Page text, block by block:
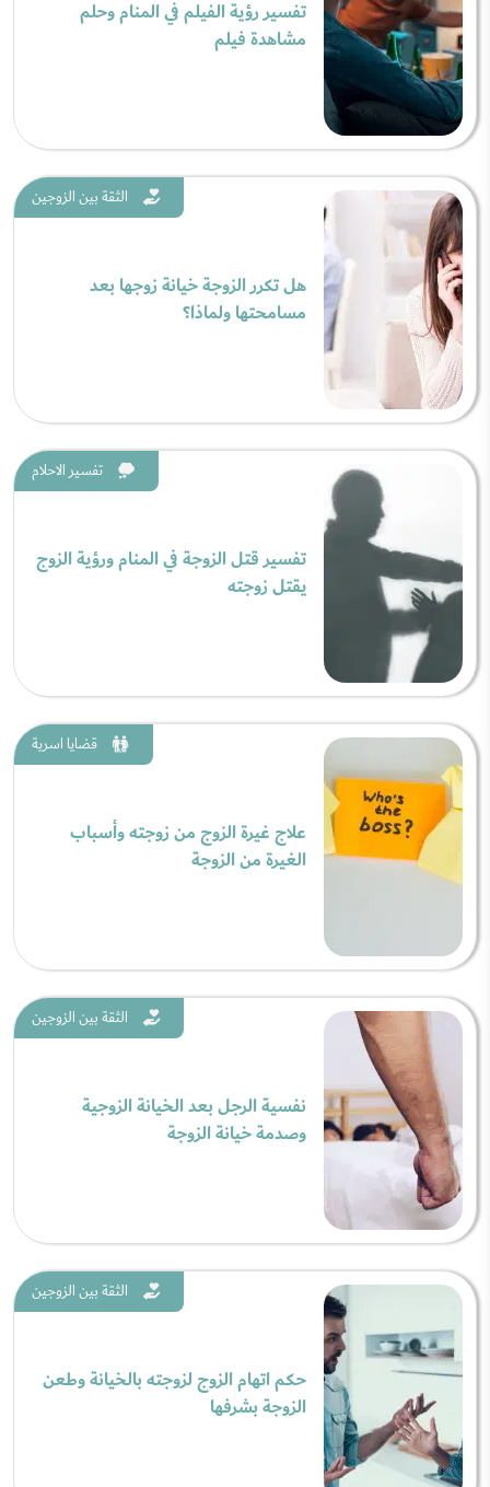
تفسير رؤية الفيلم في المنام وحلم
مشاهدة فيلم
الثقة بين الزوجين
هل تكرر الزوجة خيانة زوجها بعد
مسامحتها ولماذا؟
تفسير الاحلام
تفسير قتل الزوجة في المنام ورؤية الزوج
يقتل زوجته
قضايا اسرية
علاج غيرة الزوج من زوجته وأسباب
الغيرة من الزوجة
الثقة بين الزوجين
نفسية الرجل بعد الخيانة الزوجية
وصدمة خيانة الزوجة
الثقة بين الزوجين
حكم اتهام الزوج لزوجته بالخيانة وطعن
الزوجة بشرفها